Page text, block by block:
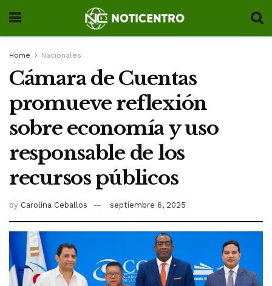
Home Nacionales
Cámara de Cuentas
promueve reflexión
sobre economía y uso
responsable de los
recursos públicos
by Carolina Ceballos septiembre 6, 2025